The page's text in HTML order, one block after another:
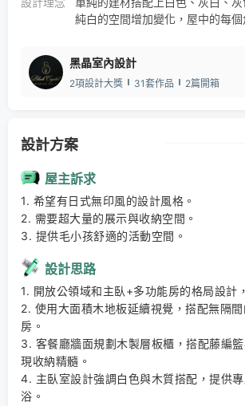
純白的空間增加變化，屋中的每
黑晶室內設計
2項設計大獎
31套作品 2篇開箱
設計方案
屋主訴求
1. 希望有日式無印風的設計風格。
2. 需要超大量的展示與收納空間。
3. 提供毛小孩舒適的活動空間。
設計思路
1. 開放公領域和主臥+多功能房的格局設計
2. 使用大面積木地板延續視覺，搭配無隔
房。
3. 客餐廳牆面規劃木製層板櫃，搭配藤編
現收納精髓。
4. 主臥室設計強調白色與木質搭配，提供
浴。